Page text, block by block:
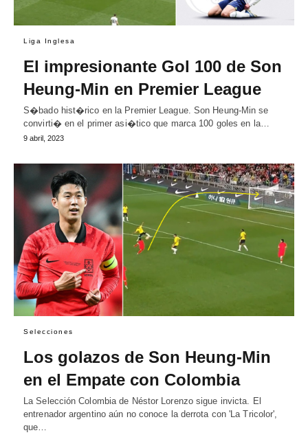
Liga Inglesa
El impresionante Gol 100 de Son
Heung-Min en Premier League
S�bado hist�rico en la Premier League. Son Heung-Min se
convirti� en el primer asi�tico que marca 100 goles en la…
9 abril, 2023
Selecciones
Los golazos de Son Heung-Min
en el Empate con Colombia
La Selección Colombia de Néstor Lorenzo sigue invicta. El
entrenador argentino aún no conoce la derrota con 'La Tricolor',
que…